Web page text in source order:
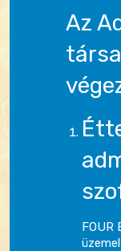
Az
FOUR